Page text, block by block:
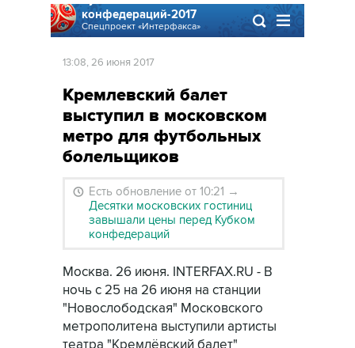
конфедераций-2017
Спецпроект «Интерфакса»
13:08, 26 июня 2017
Кремлевский балет
выступил в московском
метро для футбольных
болельщиков
Есть обновление от 10:21 →
Десятки московских гостиниц
завышали цены перед Кубком
конфедераций
Москва. 26 июня. INTERFAX.RU - В
ночь с 25 на 26 июня на станции
"Новослободская" Московского
метрополитена выступили артисты
театра "Кремлёвский балет"